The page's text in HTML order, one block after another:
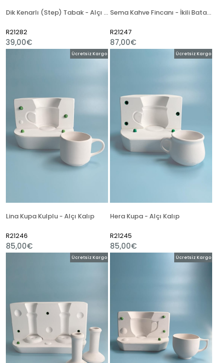
Dik Kenarlı (Step) Tabak - Alçı Kalıp
R21282
39,00€
Sema Kahve Fincanı - İkili Batarya Alçı Kalıp
R21247
87,00€
Lina Kupa Kulplu - Alçı Kalıp
R21246
85,00€
Ücretsiz Kargo
Hera Kupa - Alçı Kalıp
R21245
85,00€
Ücretsiz Kargo
Ücretsiz Kargo Ücretsiz Kargo